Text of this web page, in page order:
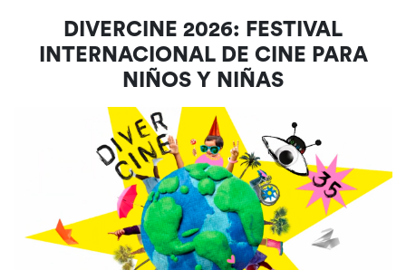
DIVERCINE 2026: FESTIVAL
INTERNACIONAL DE CINE PARA
NIÑOS Y NIÑAS